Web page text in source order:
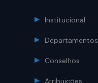
Institucional
Departamentos
Conselhos
Atribuições